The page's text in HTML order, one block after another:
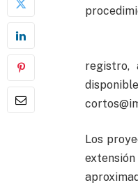
registro,
Los